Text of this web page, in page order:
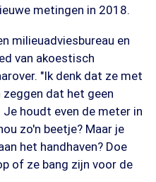
metingen in 2018.
milieuadviesbureau en
van akoestisch
"Ik denk dat ze met
dat het geen
houdt even de meter in
zo'n beetje? Maar je
het handhaven? Doe
of ze bang zijn voor de